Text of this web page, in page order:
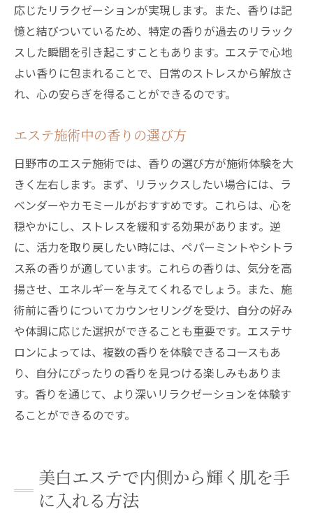
応じたリラクゼーションが実現します。また、香りは記
憶と結びついているため、特定の香りが過去のリラック
スした瞬間を引き起こすこともあります。エステで心地
よい香りに包まれることで、日常のストレスから解放さ
れ、心の安らぎを得ることができるのです。
エステ施術中の香りの選び方
日野市のエステ施術では、香りの選び方が施術体験を大
きく左右します。まず、リラックスしたい場合には、ラ
ベンダーやカモミールがおすすめです。これらは、心を
穏やかにし、ストレスを緩和する効果があります。逆
に、活力を取り戻したい時には、ペパーミントやシトラ
ス系の香りが適しています。これらの香りは、気分を高
揚させ、エネルギーを与えてくれるでしょう。また、施
術前に香りについてカウンセリングを受け、自分の好み
や体調に応じた選択ができることも重要です。エステサ
ロンによっては、複数の香りを体験できるコースもあ
り、自分にぴったりの香りを見つける楽しみもありま
す。香りを通じて、より深いリラクゼーションを体験す
ることができるのです。
美白エステで内側から輝く肌を手
に入れる方法